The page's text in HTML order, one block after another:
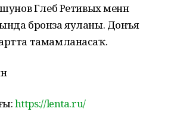
Глеб Ретивых менән
бронза яуланы. Донъя
тамамланасаҡ.
https://lenta.ru/